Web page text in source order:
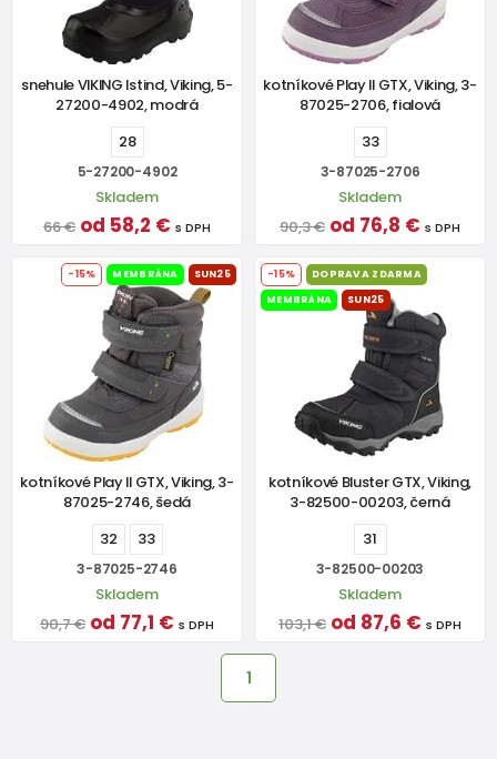
snehule VIKING Istind, Viking, 5-
27200-4902, modrá
28
5-27200-4902
Skladem
66 € od 58,2 € s DPH
kotníkové Play II GTX, Viking, 3-
87025-2706, fialová
33
3-87025-2706
Skladem
90,3 € od 76,8 € s DPH
-15% MEMBRÁNA SUN25
kotníkové Play II GTX, Viking, 3-
87025-2746, šedá
32
33
3-87025-2746
Skladem
90,7 € od 77,1 € s DPH
-15%
DOPRAVA ZDARMA
MEMBRÁNA
SUN25
kotníkové Bluster GTX, Viking,
3-82500-00203, černá
31
3-82500-00203
Skladem
103,1 € od 87,6 € s DPH
1